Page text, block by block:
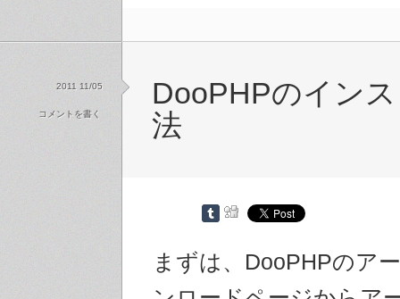
DooPHPのイン
法
まずは、DooPHPのア
2011 11/05
コメントを書く